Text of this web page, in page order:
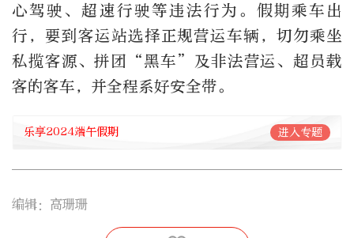
心驾驶、超速行驶等违法行为。假期乘车出
行，要到客运站选择正规营运车辆，切勿乘坐
私揽客源、拼团“黑车”及非法营运、超员载
客的客车，并全程系好安全带。
乐享2024端午假期 进入专题
编辑：高珊珊